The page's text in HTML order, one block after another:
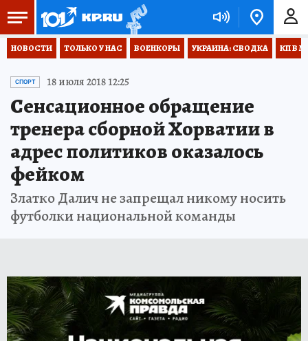
НОВОСТИ ТОЛЬКО У НАС ВОЕНКОРЫ УКРАИНА: СВОДКА КП В
СПОРТ 18 июля 2018 12:25
Сенсационное обращение
тренера сборной Хорватии в
адрес политиков оказалось
фейком
Златко Далич не запрещал никому носить
футболки национальной команды